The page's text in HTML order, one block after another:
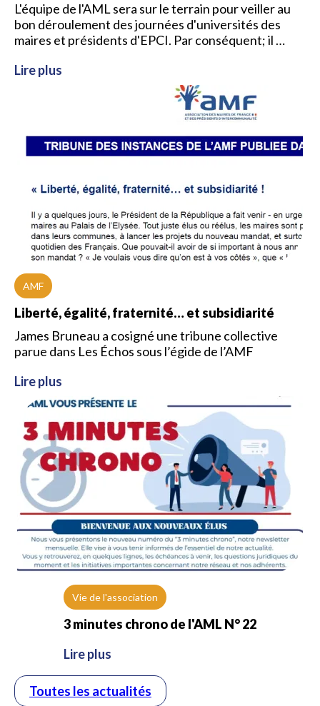
L'équipe de l'AML sera sur le terrain pour veiller au
bon déroulement des journées d'universités des
maires et présidents d'EPCI. Par conséquent; il …
Lire plus
AMF
Liberté, égalité, fraternité… et subsidiarité
James Bruneau a cosigné une tribune collective
parue dans Les Échos sous l’égide de l’AMF
Lire plus
Vie de l'association
3 minutes chrono de l'AML N° 22
Lire plus
Toutes les actualités